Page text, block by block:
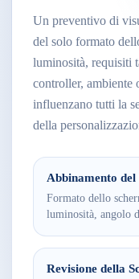
Un preventivo di
del solo formato
luminosità, requisiti
controller, ambiente
influenzano tutti la
della
Abbinamento
Formato dello
luminosità, angolo
Revisione della